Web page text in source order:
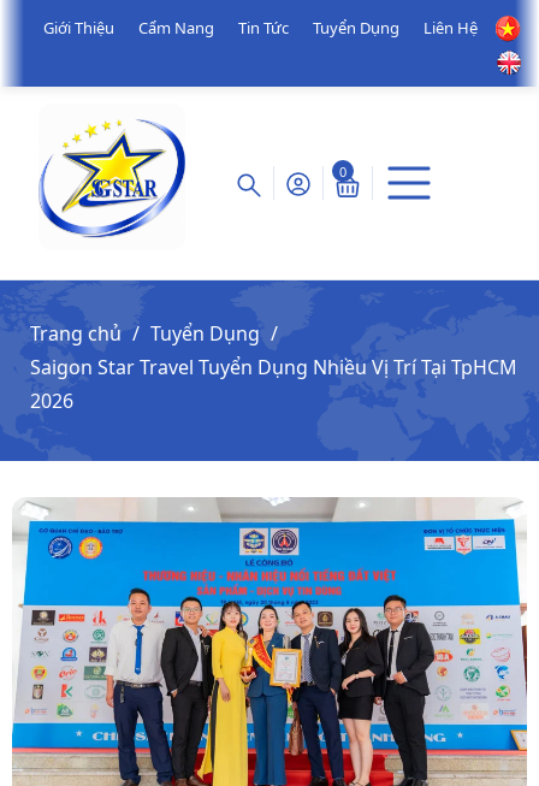
Giới Thiệu Cẩm Nang Tin Tức Tuyển Dụng Liên Hệ
0
Trang chủ
Tuyển Dụng
Saigon Star Travel Tuyển Dụng Nhiều Vị Trí Tại TpHCM
2026